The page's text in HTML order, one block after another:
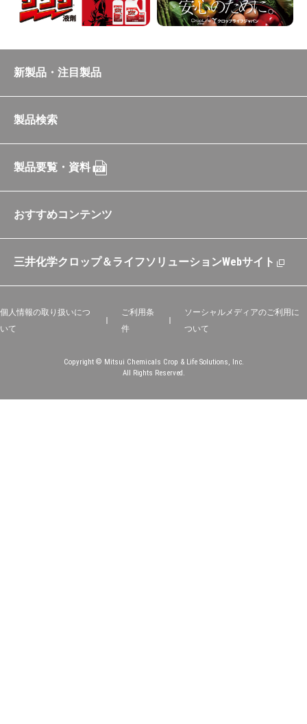
新製品・注目製品
製品検索
製品要覧・資料
おすすめコンテンツ
三井化学クロップ＆ライフソリューションWebサイト
個人情報の取り扱いにつ
いて
ご利用条
件
ソーシャルメディアのご利用に
ついて
Copyright © Mitsui Chemicals Crop & Life Solutions, Inc.
All Rights Reserved.